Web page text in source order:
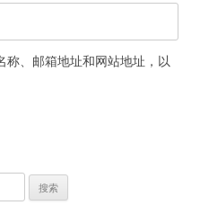
称、邮箱地址和网站地址，以